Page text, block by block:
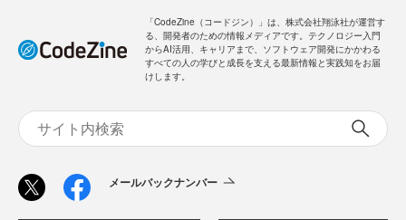
「CodeZine（コードジン）」は、株式会社翔泳社が運営す
る、開発者のための情報メディアです。テクノロジー入門
からAI活用、キャリアまで、ソフトウェア開発にかかわる
すべての人の学びと成長を支える最新情報と実践知をお届
けします。
メールバックナンバー